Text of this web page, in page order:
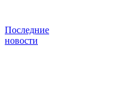
Последние
новости